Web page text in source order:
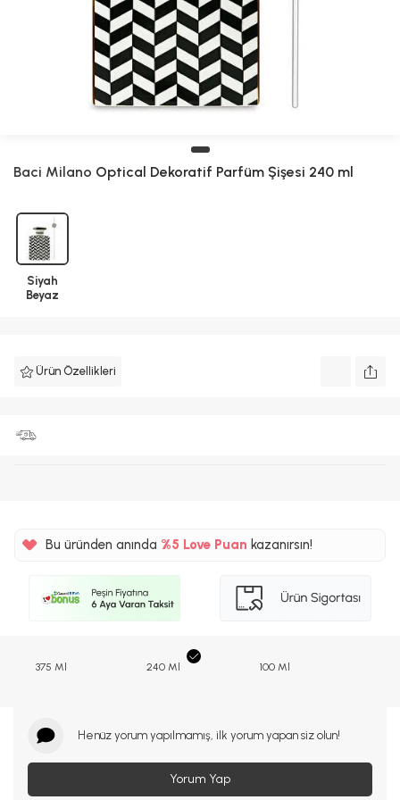
Baci Milano Optical Dekoratif Parfüm Şişesi 240 ml
Siyah
Beyaz
Ürün Özellikleri
Bu üründen anında %5
%5
Love Puan kazanırsın!
375 Ml 240 Ml 100 Ml
Henüz yorum yapılmamış, ilk yorum yapan siz olun!
Yorum Yap